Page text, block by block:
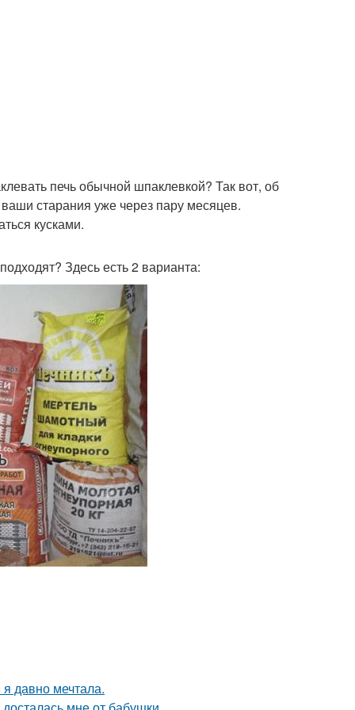
печь обычной шпаклевкой? Так вот, об
старания уже через пару месяцев.
кусками.
Здесь есть 2 варианта:
давно мечтала.